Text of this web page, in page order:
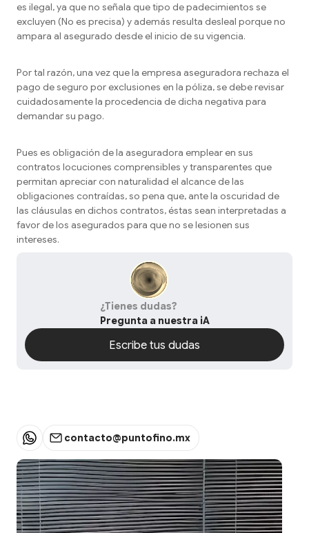
es ilegal, ya que no señala que tipo de padecimientos se
excluyen (No es precisa) y además resulta desleal porque no
ampara al asegurado desde el inicio de su vigencia.
Por tal razón, una vez que la empresa aseguradora rechaza el
pago de seguro por exclusiones en la póliza, se debe revisar
cuidadosamente la procedencia de dicha negativa para
demandar su pago.
Pues es obligación de la aseguradora emplear en sus
contratos locuciones comprensibles y transparentes que
permitan apreciar con naturalidad el alcance de las
obligaciones contraídas, so pena que, ante la oscuridad de
las cláusulas en dichos contratos, éstas sean interpretadas a
favor de los asegurados para que no se lesionen sus
intereses.
¿Tienes dudas?
Pregunta a nuestra iA
Escribe tus dudas
contacto@puntofino.mx